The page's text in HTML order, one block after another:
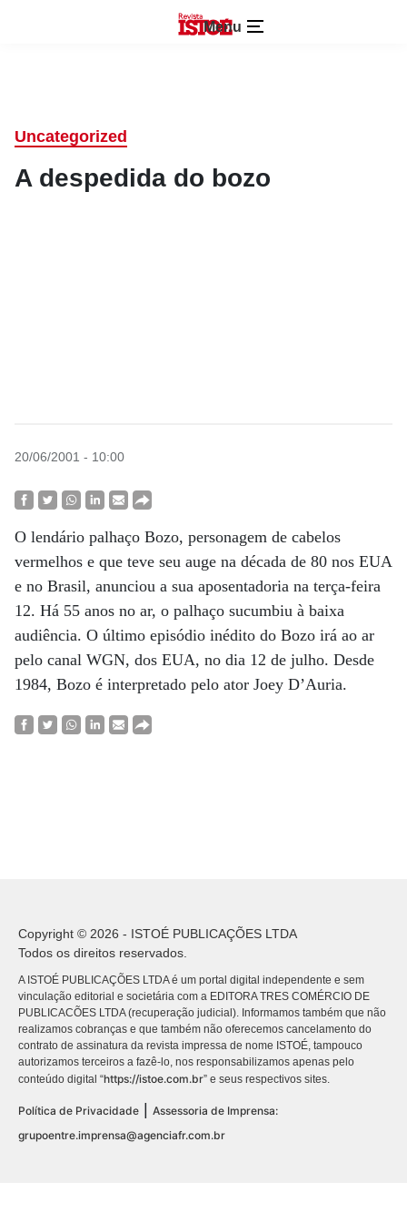
Menu
Uncategorized
A despedida do bozo
20/06/2001 - 10:00
O lendário palhaço Bozo, personagem de cabelos
vermelhos e que teve seu auge na década de 80 nos EUA
e no Brasil, anunciou a sua aposentadoria na terça-feira
12. Há 55 anos no ar, o palhaço sucumbiu à baixa
audiência. O último episódio inédito do Bozo irá ao ar
pelo canal WGN, dos EUA, no dia 12 de julho. Desde
1984, Bozo é interpretado pelo ator Joey D’Auria.
Copyright © 2026 - ISTOÉ PUBLICAÇÕES LTDA
Todos os direitos reservados.
A ISTOÉ PUBLICAÇÕES LTDA é um portal digital independente e sem
vinculação editorial e societária com a EDITORA TRES COMÉRCIO DE
PUBLICACÕES LTDA (recuperação judicial). Informamos também que não
realizamos cobranças e que também não oferecemos cancelamento do
contrato de assinatura da revista impressa de nome ISTOÉ, tampouco
autorizamos terceiros a fazê-lo, nos responsabilizamos apenas pelo
conteúdo digital “https://istoe.com.br” e seus respectivos sites.
Política de Privacidade
Assessoria de Imprensa:
grupoentre.imprensa@agenciafr.com.br